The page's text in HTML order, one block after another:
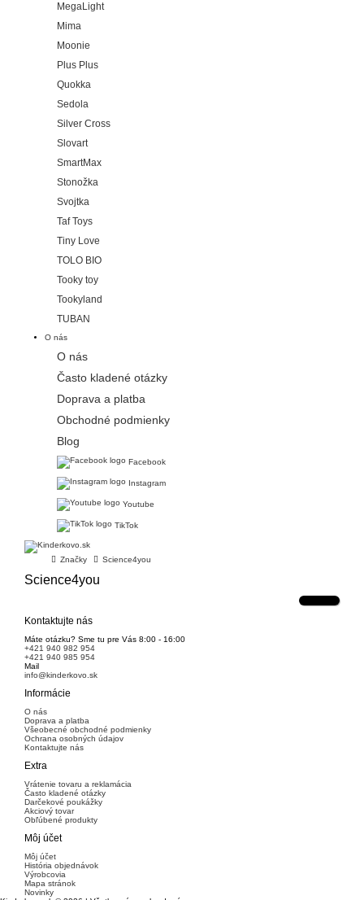
MegaLight
Mima
Moonie
Plus Plus
Quokka
Sedola
Silver Cross
Slovart
SmartMax
Stonožka
Svojtka
Taf Toys
Tiny Love
TOLO BIO
Tooky toy
Tookyland
TUBAN
O nás
O nás
Často kladené otázky
Doprava a platba
Obchodné podmienky
Blog
Facebook
Instagram
Youtube
TikTok
Značky Science4you
Science4you
Kontaktujte nás
Máte otázku? Sme tu pre Vás 8:00 - 16:00
+421 940 982 954
+421 940 985 954
Mail
info@kinderkovo.sk
Informácie
O nás
Doprava a platba
Všeobecné obchodné podmienky
Ochrana osobných údajov
Kontaktujte nás
Extra
Vrátenie tovaru a reklamácia
Často kladené otázky
Darčekové poukážky
Akciový tovar
Obľúbené produkty
Môj účet
Môj účet
História objednávok
Výrobcovia
Mapa stránok
Novinky